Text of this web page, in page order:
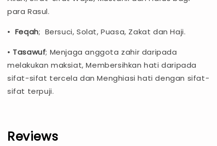
para Rasul.
• Feqah; Bersuci, Solat, Puasa, Zakat dan Haji.
• Tasawuf; Menjaga anggota zahir daripada
melakukan maksiat, Membersihkan hati daripada
sifat-sifat tercela dan Menghiasi hati dengan sifat-
sifat terpuji.
Reviews